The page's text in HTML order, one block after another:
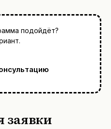
подойдёт?
заявки